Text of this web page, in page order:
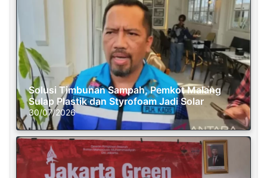
Solusi Timbunan Sampah, Pemkot Malang
Sulap Plastik dan Styrofoam Jadi Solar
30/07/2026